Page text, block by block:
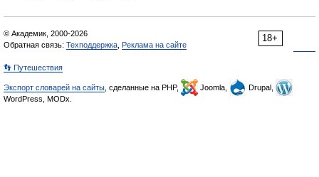
18+
© Академик, 2000-2026
Обратная связь: Техподдержка Реклама на сайте
👣 Путешествия
Экспорт словарей на сайты , сделанные на PHP, Joomla,
Drupal,
WordPress, MODx.